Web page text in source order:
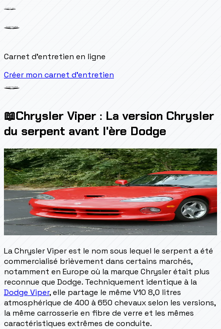
Carnet d'entretien en ligne
Créer mon carnet d'entretien
📖Chrysler Viper : La version Chrysler
du serpent avant l'ère Dodge
La Chrysler Viper est le nom sous lequel le serpent a été
commercialisé brièvement dans certains marchés,
notamment en Europe où la marque Chrysler était plus
reconnue que Dodge. Techniquement identique à la
Dodge Viper, elle partage le même V10 8,0 litres
atmosphérique de 400 à 650 chevaux selon les versions,
la même carrosserie en fibre de verre et les mêmes
caractéristiques extrêmes de conduite.